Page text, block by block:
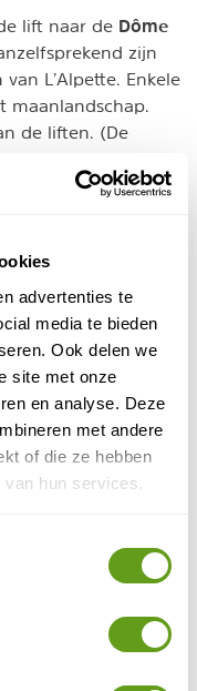
advertenties te
media te bieden
Ook delen we
site met onze
en analyse. Deze
met andere
of die ze hebben
hun services.
lift naar de Dôme
zijn
L’Alpette. Enkele
maanlandschap.
de liften. (De
dan het gebied
Alleen de
spectaculair.
wordt van
dan kun je
en je wordt
de andere kant
een yogahike,